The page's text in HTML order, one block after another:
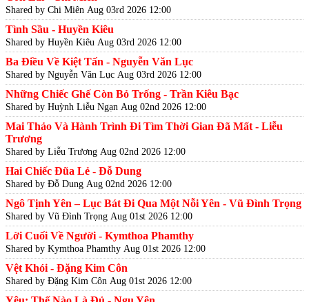
Shared by Chi Miên Aug 03rd 2026 12:00
Tình Sầu - Huyền Kiêu
Shared by Huyền Kiêu Aug 03rd 2026 12:00
Ba Điều Về Kiệt Tấn - Nguyễn Văn Lục
Shared by Nguyễn Văn Lục Aug 03rd 2026 12:00
Những Chiếc Ghế Còn Bỏ Trống - Trần Kiêu Bạc
Shared by Huỳnh Liễu Ngạn Aug 02nd 2026 12:00
Mai Thảo Và Hành Trình Đi Tìm Thời Gian Đã Mất - Liễu
Trương
Shared by Liễu Trương Aug 02nd 2026 12:00
Hai Chiếc Đũa Lẻ - Đỗ Dung
Shared by Đỗ Dung Aug 02nd 2026 12:00
Ngô Tịnh Yên – Lục Bát Đi Qua Một Nỗi Yên - Vũ Đình Trọng
Shared by Vũ Đình Trọng Aug 01st 2026 12:00
Lời Cuối Về Người - Kymthoa Phamthy
Shared by Kymthoa Phamthy Aug 01st 2026 12:00
Vệt Khói - Đặng Kim Côn
Shared by Đặng Kim Côn Aug 01st 2026 12:00